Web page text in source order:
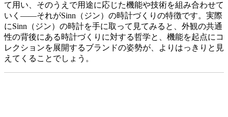
て用い、そのうえで用途に応じた機能や技術を組み合わせて
いく――それがSinn（ジン）の時計づくりの特徴です。実際
にSinn（ジン）の時計を手に取って見てみると、外観の共通
性の背後にある時計づくりに対する哲学と、機能を起点にコ
レクションを展開するブランドの姿勢が、よりはっきりと見
えてくることでしょう。